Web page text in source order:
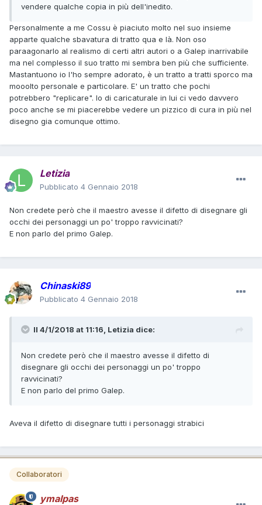
vendere qualche copia in più dell'inedito.
Personalmente a me Cossu è piaciuto molto nel suo insieme
apparte qualche sbavatura di tratto qua e là. Non oso
paraagonarlo al realismo di certi altri autori o a Galep inarrivabile
ma nel complesso il suo tratto mi sembra ben più che sufficiente.
Mastantuono io l'ho sempre adorato, è un tratto a tratti sporco ma
mooolto personale e particolare. E' un tratto che pochi
potrebbero "replicare". Io di caricaturale in lui ci vedo davvero
poco anche se mi piacerebbe vedere un pizzico di cura in più nel
disegno gia comunque ottimo.
Letizia
Pubblicato 4 Gennaio 2018
Non credete però che il maestro avesse il difetto di disegnare gli
occhi dei personaggi un po' troppo ravvicinati?
E non parlo del primo Galep.
Chinaski89
Pubblicato 4 Gennaio 2018
Il 4/1/2018 at 11:16, Letizia dice:
Non credete però che il maestro avesse il difetto di
disegnare gli occhi dei personaggi un po' troppo
ravvicinati?
E non parlo del primo Galep.
Aveva il difetto di disegnare tutti i personaggi strabici
Collaboratori
ymalpas